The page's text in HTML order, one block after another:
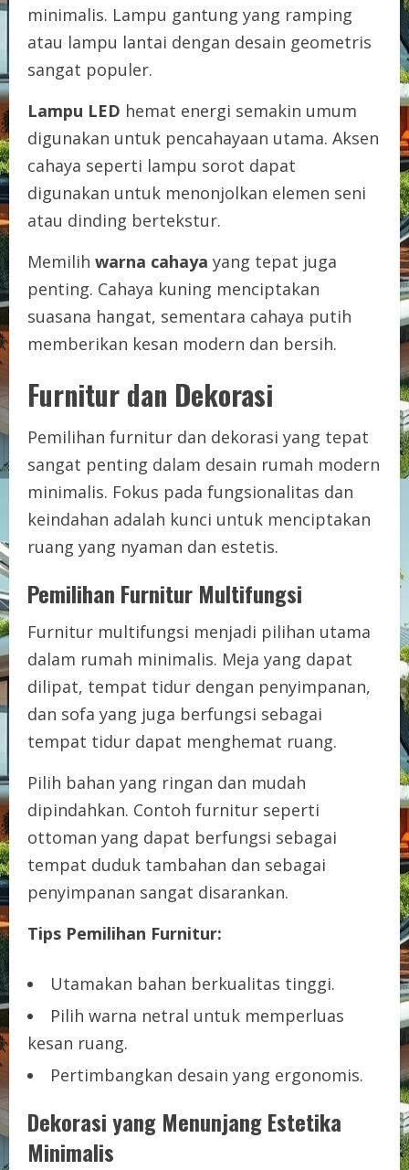
minimalis. Lampu gantung yang ramping
atau lampu lantai dengan desain geometris
sangat populer.
Lampu LED hemat energi semakin umum
digunakan untuk pencahayaan utama. Aksen
cahaya seperti lampu sorot dapat
digunakan untuk menonjolkan elemen seni
atau dinding bertekstur.
Memilih warna cahaya yang tepat juga
penting. Cahaya kuning menciptakan
suasana hangat, sementara cahaya putih
memberikan kesan modern dan bersih.
Furnitur dan Dekorasi
Pemilihan furnitur dan dekorasi yang tepat
sangat penting dalam desain rumah modern
minimalis. Fokus pada fungsionalitas dan
keindahan adalah kunci untuk menciptakan
ruang yang nyaman dan estetis.
Pemilihan Furnitur Multifungsi
Furnitur multifungsi menjadi pilihan utama
dalam rumah minimalis. Meja yang dapat
dilipat, tempat tidur dengan penyimpanan,
dan sofa yang juga berfungsi sebagai
tempat tidur dapat menghemat ruang.
Pilih bahan yang ringan dan mudah
dipindahkan. Contoh furnitur seperti
ottoman yang dapat berfungsi sebagai
tempat duduk tambahan dan sebagai
penyimpanan sangat disarankan.
Tips Pemilihan Furnitur:
Utamakan bahan berkualitas tinggi.
Pilih warna netral untuk memperluas
kesan ruang.
Pertimbangkan desain yang ergonomis.
Dekorasi yang Menunjang Estetika
Minimalis